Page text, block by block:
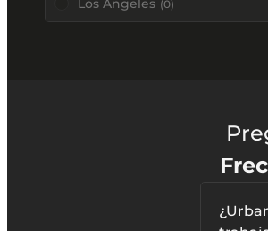
Viña del Mar (0
Los Ángeles (0)